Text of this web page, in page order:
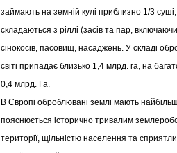
займають на земній кулі приблизно 1/3
складаються з ріллі (засів та пар,
сінокосів, пасовищ, насаджень. У складі
світі припадає близько 1,4 млрд. га, на
0,4 млрд. Га.
В Європі оброблювані землі мають
пояснюється історично тривалим
території, щільністю населення та